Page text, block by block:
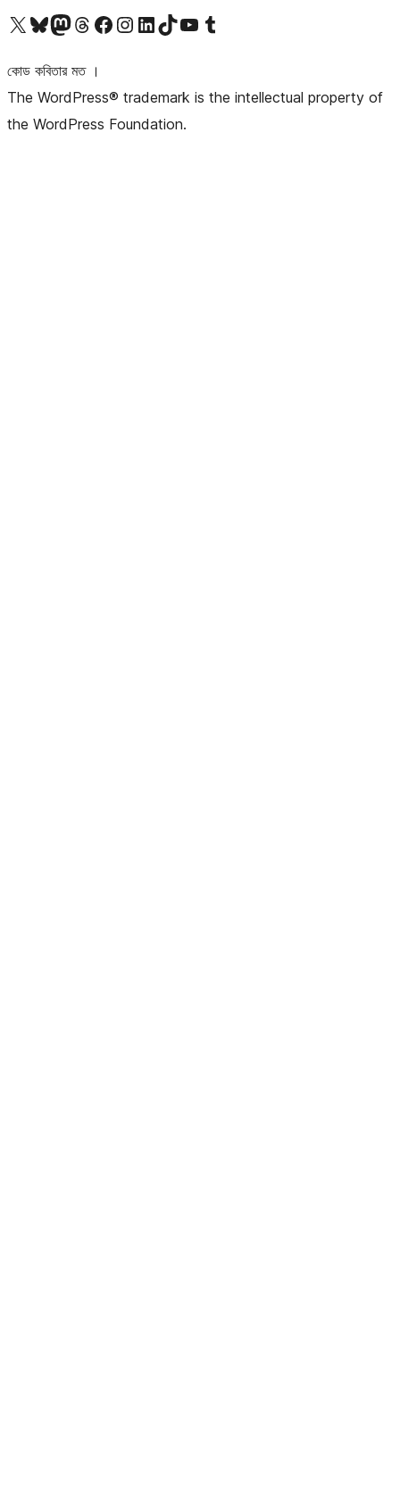
আমাদের X (আগের টুইটার) অ্যাকাউন্টে যানআমাদের Bluesky অ্যাকাউন্টটি দেখুনআমাদের মাস্টোডন অ্যাকাউন্টটি দেখুনআমাদের থ্রেডস অ্যাকাউন্টটি দেখুনআমাদের ফেসবুক পেজ দেখুনআমাদের ইন্সটাগ্রাম অ্যাকাউন্ট দেখুনআমাদের লিঙ্কডইন অ্যাকাউন্টে যানআমাদের TikTok অ্যাকাউন্টটি দেখুনআমাদের ইউটিউব চ্যানেলে যান আমাদের টাম্বলার অ্যাকাউন্ট দেখুন
কোড কবিতার মত ।
The WordPress® trademark is the intellectual property of
the WordPress Foundation.